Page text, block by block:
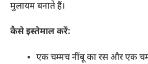
मुलायम बनाते हैं।
कैसे इस्तेमाल करें:
एक चम्मच नींबू का रस और एक